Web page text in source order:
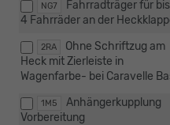
NG7
Fahrradträger für
4 Fahrräder an der
2RA
Ohne Schriftzug am
Heck mit Zierleiste in
Wagenfarbe- bei Caravelle
1M5
Anhängerkupplung
Vorbereitung